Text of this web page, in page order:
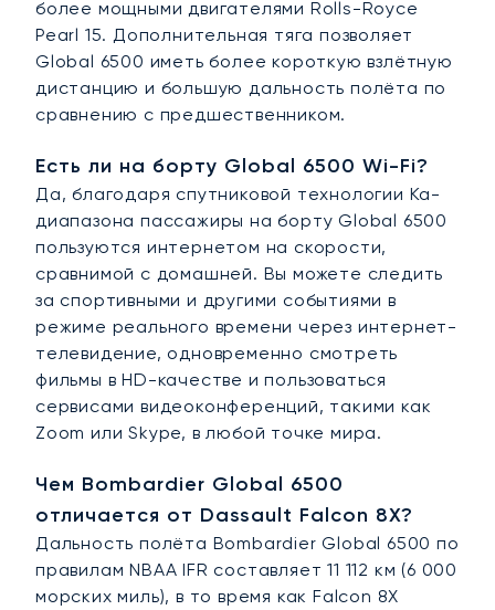
более мощными двигателями Rolls-Royce
Pearl 15. Дополнительная тяга позволяет
Global 6500 иметь более короткую взлётную
дистанцию и большую дальность полёта по
сравнению с предшественником.
Есть ли на борту Global 6500 Wi-Fi?
Да, благодаря спутниковой технологии Ka-
диапазона пассажиры на борту Global 6500
пользуются интернетом на скорости,
сравнимой с домашней. Вы можете следить
за спортивными и другими событиями в
режиме реального времени через интернет-
телевидение, одновременно смотреть
фильмы в HD-качестве и пользоваться
сервисами видеоконференций, такими как
Zoom или Skype, в любой точке мира.
Чем Bombardier Global 6500
отличается от Dassault Falcon 8X?
Дальность полёта Bombardier Global 6500 по
правилам NBAA IFR составляет 11 112 км (6 000
морских миль), в то время как Falcon 8X